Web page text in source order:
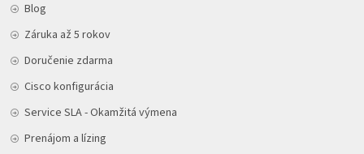
Blog
Záruka až 5 rokov
Doručenie zdarma
Cisco konfigurácia
Service SLA - Okamžitá výmena
Prenájom a lízing